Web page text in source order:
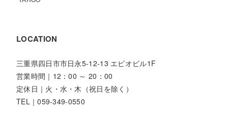
LOCATION
三重県四日市市日永5-12-13 エビオビル1F
営業時間｜12：00 ～ 20：00
定休日｜火・水・木（祝日を除く）
TEL｜059-349-0550